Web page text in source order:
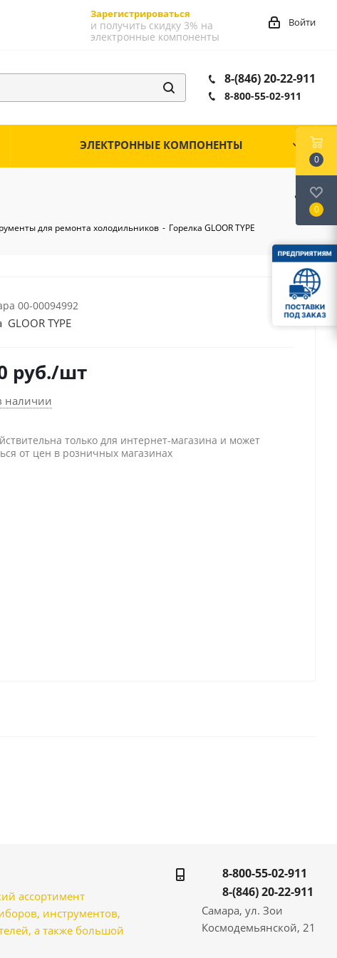
Зарегистрироваться
и получить скидку 3% на
электронные компоненты
Войти
8-(846) 20-22-911
8-800-55-02-911
ЭЛЕКТРОННЫЕ КОМПОНЕНТЫ
для ремонта холодильников - Горелка GLOOR TYPE
00-00094992
GLOOR TYPE
руб./шт
наличии
только для интернет-магазина и может
от цен в розничных магазинах
ассортимент
инструментов,
а также большой
8-800-55-02-911
8-(846) 20-22-911
Самара, ул. Зои
Космодемьянской, 21
0
0